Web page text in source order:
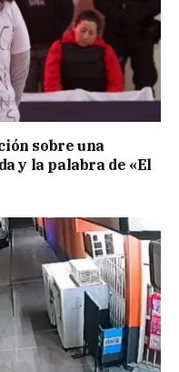
sobre una
y la palabra de «El